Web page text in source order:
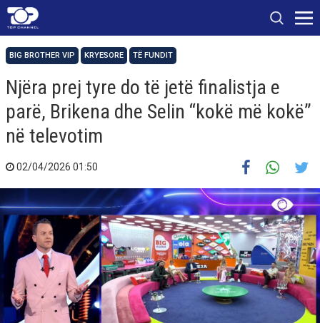
BIG BROTHER VIP KRYESORE TË FUNDIT
Njëra prej tyre do të jetë finalistja e
parë, Brikena dhe Selin “kokë më kokë”
në televotim
02/04/2026 01:50